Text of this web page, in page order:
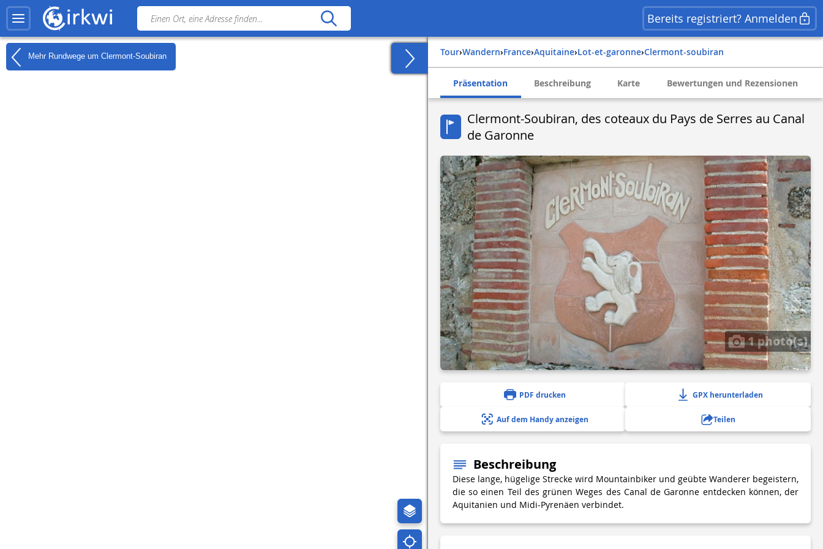
Bereits registriert? Anmelden
Mehr Rundwege um Clermont-Soubiran Tour› Wandern› france› aquitaine› lot-et-garonne› clermont-soubiran
Präsentation Beschreibung Karte Bewertungen und Rezensionen
Clermont-Soubiran, des coteaux du Pays de Serres au Canal
de Garonne
1 photo(s)
PDF drucken GPX herunterladen
Auf dem Handy anzeigen Teilen
Beschreibung
Diese lange, hügelige Strecke wird Mountainbiker und geübte Wanderer begeistern,
die so einen Teil des grünen Weges des Canal de Garonne entdecken können, der
Aquitanien und Midi-Pyrenäen verbindet.